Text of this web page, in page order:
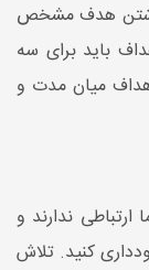
هدف مشخص
باید برای سه
میان مدت و
ندارند و
کنید. تلاش